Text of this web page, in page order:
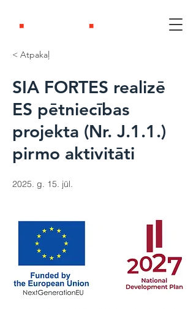
< Atpakaļ
SIA FORTES realizē
ES pētniecības
projekta (Nr. J.1.1.)
pirmo aktivitāti
2025. g. 15. jūl.